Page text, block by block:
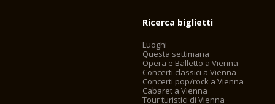
Ricerca biglietti
Luoghi
Questa settimana
Opera e Balletto a Vienna
Concerti classici a Vienna
Concerti pop/rock a Vienna
Cabaret a Vienna
Tour turistici di Vienna